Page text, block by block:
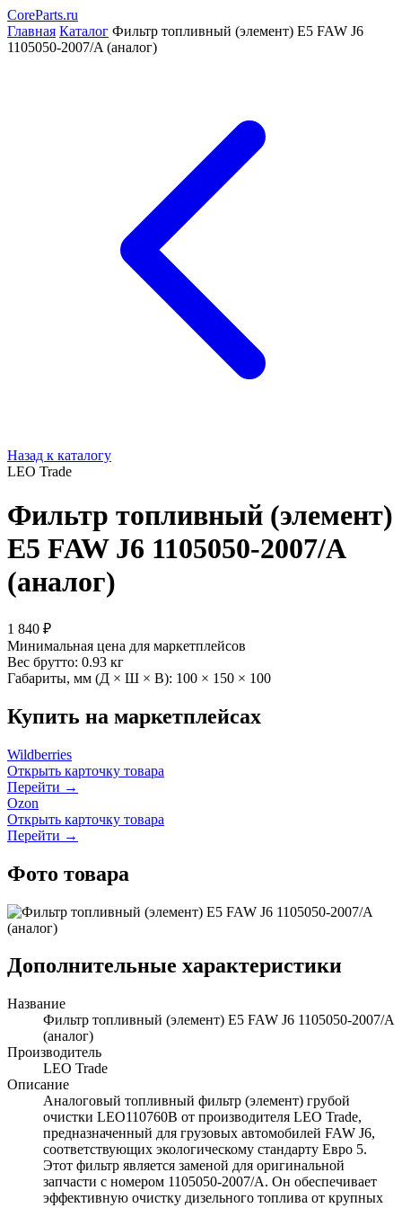
CoreParts.ru
Главная Каталог Фильтр топливный (элемент) Е5 FAW J6
1105050-2007/A (аналог)
Назад к каталогу
LEO Trade
Фильтр топливный (элемент)
Е5 FAW J6 1105050-2007/A
(аналог)
1 840 ₽
Минимальная цена для маркетплейсов
Вес брутто: 0.93 кг
Габариты, мм (Д × Ш × В): 100 × 150 × 100
Купить на маркетплейсах
Wildberries
Открыть карточку товара
Перейти →
Ozon
Открыть карточку товара
Перейти →
Фото товара
Дополнительные характеристики
Название
Фильтр топливный (элемент) Е5 FAW J6 1105050-2007/A
(аналог)
Производитель
LEO Trade
Описание
Аналоговый топливный фильтр (элемент) грубой
очистки LEO110760B от производителя LEO Trade,
предназначенный для грузовых автомобилей FAW J6,
соответствующих экологическому стандарту Евро 5.
Этот фильтр является заменой для оригинальной
запчасти с номером 1105050-2007/A. Он обеспечивает
эффективную очистку дизельного топлива от крупных